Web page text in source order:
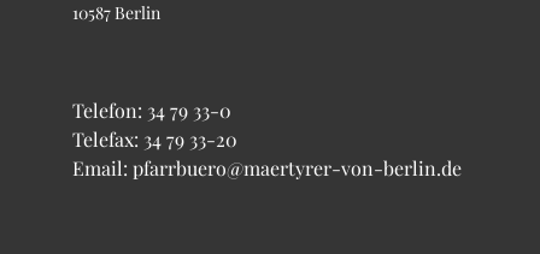
10587 Berlin
Telefon: 34 79 33-0
Telefax: 34 79 33-20
Email: pfarrbuero@maertyrer-von-berlin.de